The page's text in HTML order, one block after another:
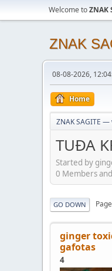
Welcome toZNAK
ZNAK
08-08-2026,
Home
ZNAK SAGITE
TUĐA
Started by
0 Members
GO DOWN
ginger
gafotas
4